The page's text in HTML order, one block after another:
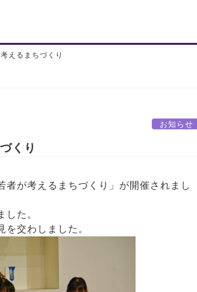
えるまちづくり
お知らせ
くり
が考えるまちづくり」が開催されまし
た。
交わしました。